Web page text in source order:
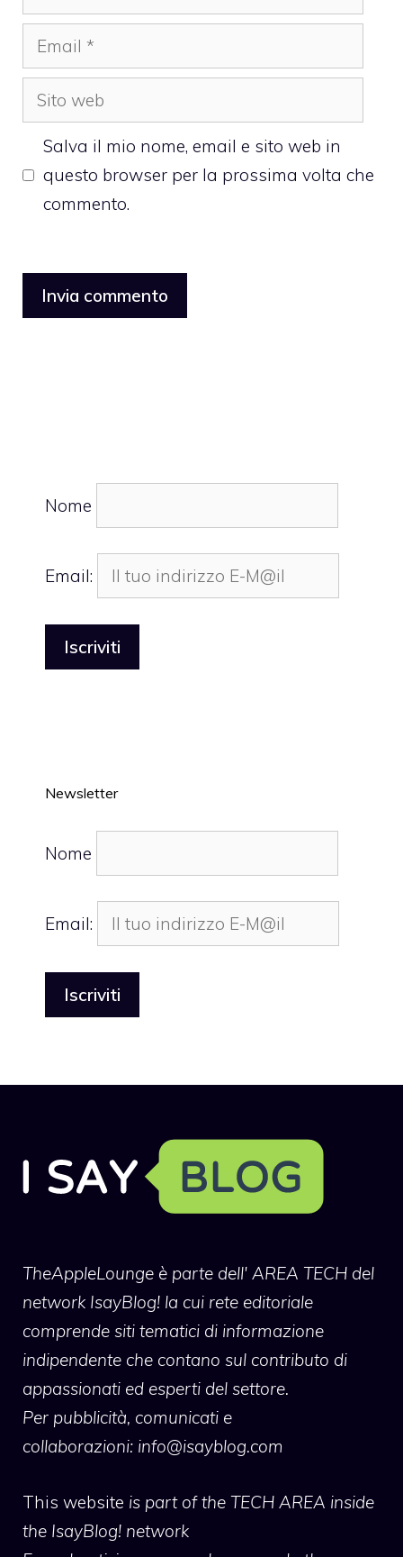
Email
Sito
web
Salva il mio nome, email e sito web in
questo browser per la prossima volta che
commento.
Nome
Email:
Newsletter
Nome
Email:
TheAppleLounge è parte dell' AREA TECH del
network IsayBlog! la cui rete editoriale
comprende siti tematici di informazione
indipendente che contano sul contributo di
appassionati ed esperti del settore.
Per pubblicità, comunicati e
collaborazioni: info@isayblog.com
This website is part of the TECH AREA inside
the IsayBlog! network